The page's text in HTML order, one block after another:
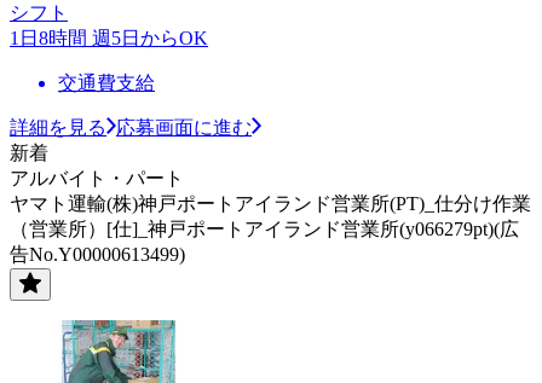
シフト
1日8時間 週5日からOK
交通費支給
詳細を見る
応募画面に進む
新着
アルバイト・パート
ヤマト運輸(株)神戸ポートアイランド営業所(PT)_仕分け作業
（営業所）[仕]_神戸ポートアイランド営業所(y066279pt)(広
告No.Y00000613499)